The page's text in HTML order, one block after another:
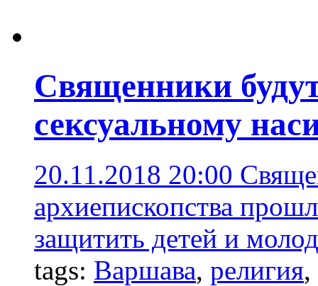
Священники
сексуальному
20.11.2018 20:00
архиепископства
защитить детей и
tags: Варшава, религия,